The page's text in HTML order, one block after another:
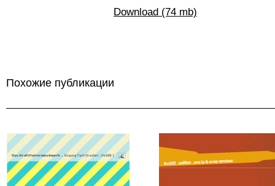
Download (74 mb)
Похожие публикации